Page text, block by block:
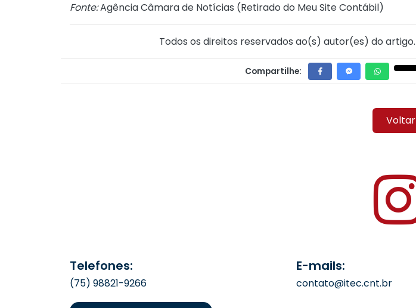
Fonte:Agência Câmara de Notícias (Retirado do Meu Site Contábil)
Todos os direitos reservados ao(s) autor(es) do artigo.
Compartilhe:
Voltar
Telefones:
(75) 98821-9266
E-mails:
contato@itec.cnt.br